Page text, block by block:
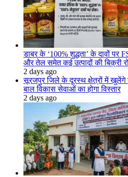
डाबर के ‘100% शुद्धता’ के दावों पर
और तेल समेत कई उत्पादों की बिक्री
2 days ago
सूरजपुर जिले के दूरस्थ क्षेत्रों में
बाल विकास सेवाओं का होगा विस्तार
2 days ago